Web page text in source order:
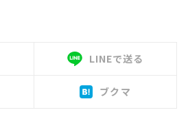
LINEで送る
ブクマ